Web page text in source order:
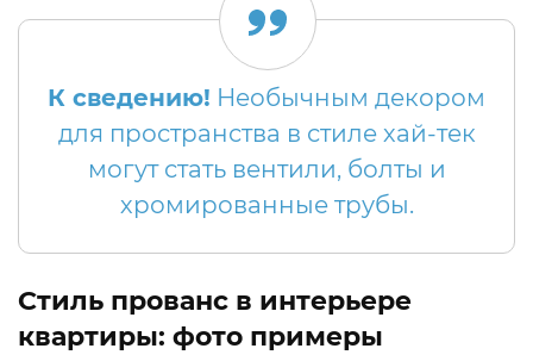
К сведению! Необычным декором
для пространства в стиле хай-тек
могут стать вентили, болты и
хромированные трубы.
Стиль прованс в интерьере
квартиры: фото примеры